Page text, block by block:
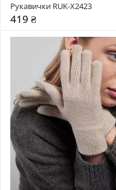
Рукавички RUK-X2423
419 ₴